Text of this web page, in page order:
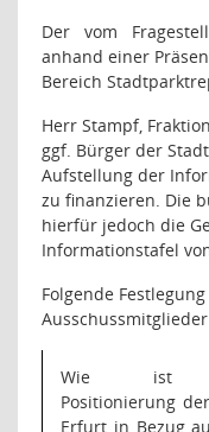
Der vom
anhand einer
Bereich
Herr Stampf,
ggf. Bürger der
Aufstellung der
zu finanzieren. Die
hierfür jedoch die
Informationstafel
Folgende
Wie ist
Positionierung
Erfurt in Bezug